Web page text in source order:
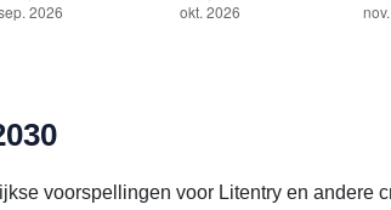
voorspellingen voor Litentry en andere